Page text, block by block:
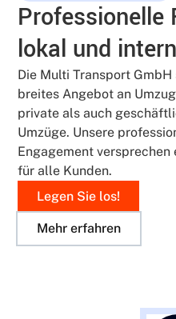
Professionelle
lokal und
Die Multi Transport
breites Angebot an
private als auch
Umzüge. Unsere
Engagement
für alle Kunden.
Legen Sie los!
Mehr erfahren